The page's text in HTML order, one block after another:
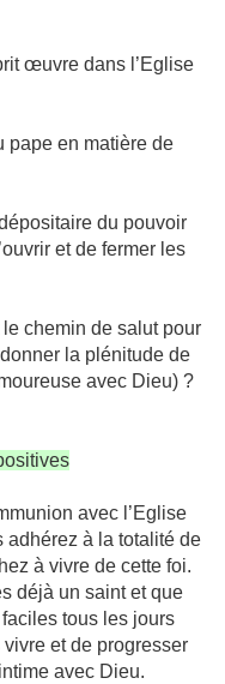
œuvre dans l’Eglise
pape en matière de
du pouvoir
et de fermer les
chemin de salut pour
la plénitude de
avec Dieu) ?
avec l’Eglise
adhérez à la totalité de
à vivre de cette foi.
déjà un saint et que
tous les jours
et de progresser
avec Dieu.